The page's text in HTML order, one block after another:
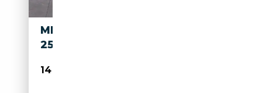
MERCEDES-BENZ CLS 250 CLS
250 CDI BE
14 200€